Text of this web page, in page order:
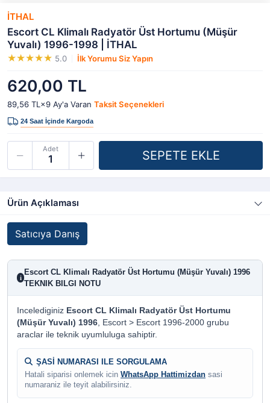
İTHAL
Escort CL Klimalı Radyatör Üst Hortumu (Müşür
Yuvalı) 1996-1998 | İTHAL
5.0 İlk Yorumu Siz Yapın
620,00 TL
89,56 TL×9 Ay'a Varan Taksit Seçenekleri
Adet
Ürün Açıklaması
Satıcıya Danış
i
Escort CL Klimalı Radyatör Üst Hortumu (Müşür Yuvalı) 1996
TEKNIK BILGI NOTU
Incelediginiz Escort CL Klimalı Radyatör Üst Hortumu
(Müşür Yuvalı) 1996, Escort > Escort 1996-2000 grubu
araclar ile teknik uyumluluga sahiptir.
ŞASİ NUMARASI ILE SORGULAMA
Hatali siparisi onlemek icin WhatsApp Hattimizdan sasi
numaraniz ile teyit alabilirsiniz.